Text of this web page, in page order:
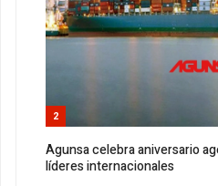
2
Agunsa celebra aniversario
líderes internacionales